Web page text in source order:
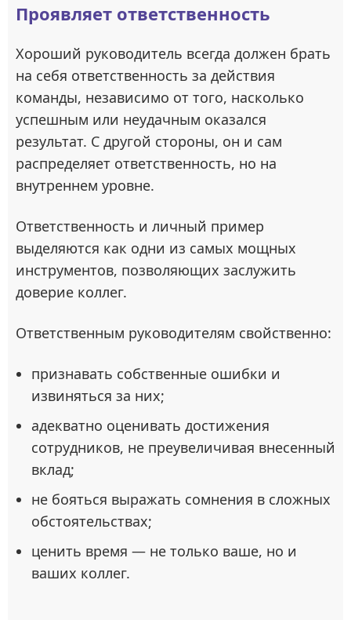
Проявляет ответственность
Хороший руководитель всегда должен брать
на себя ответственность за действия
команды, независимо от того, насколько
успешным или неудачным оказался
результат. С другой стороны, он и сам
распределяет ответственность, но на
внутреннем уровне.
Ответственность и личный пример
выделяются как одни из самых мощных
инструментов, позволяющих заслужить
доверие коллег.
Ответственным руководителям свойственно:
признавать собственные ошибки и
извиняться за них;
адекватно оценивать достижения
сотрудников, не преувеличивая внесенный
вклад;
не бояться выражать сомнения в сложных
обстоятельствах;
ценить время — не только ваше, но и
ваших коллег.